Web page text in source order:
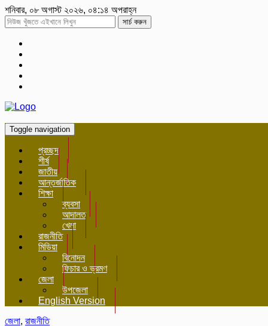
শনিবার, ০৮ অগাস্ট ২০২৬, ০৪:১৪ অপরাহ্ন
সার্চ করুন
Toggle navigation
প্রচ্ছদ
শীর্ষ
জাতীয়
আন্তর্জাতিক
শিক্ষা
ব্যবসা
আদালত
খেলা
রাজনীতি
মিডিয়া
বিনোদন
ফিচার ও ভ্রমণ
জেলা
উপজেলা
English Version
জেলা, রাজনীতি